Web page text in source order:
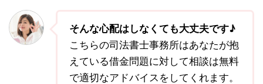
そんな心配はしなくても大丈夫です♪
こちらの司法書士事務所はあなたが抱
えている借金問題に対して相談は無料
で適切なアドバイスをしてくれます。